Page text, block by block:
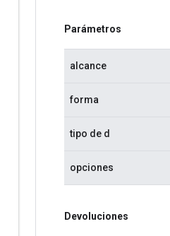
Parámetros
alcance
forma
tipo de d
opciones
Devoluciones